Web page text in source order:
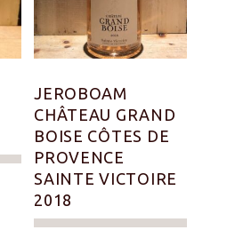
JEROBOAM
CHÂTEAU GRAND
BOISE CÔTES DE
PROVENCE
SAINTE VICTOIRE
2018